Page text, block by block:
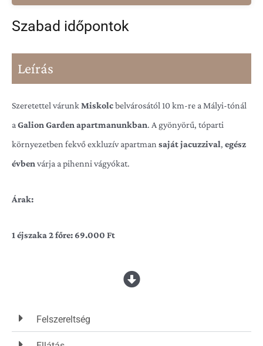
Leírás
Szeretettel várunkMiskolcbelvárosától 10 km-re a Mályi-tónál
a Galion Garden apartmanunkban. A gyönyörű, tóparti
környezetben fekvő exkluzív apartman saját jacuzzival, egész
évben várja a pihenni vágyókat.
Árak:
1 éjszaka 2 főre: 69.000 Ft
A különleges kialakítású
Felszereltség
Szabad időpontok